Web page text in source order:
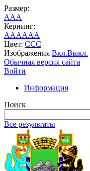
Размер:
AAA
Кернинг:
AAAAAA
Цвет: CCC
Изображения Вкл.Выкл.
Обычная версия сайта
Войти
Информация
Поиск
Все результаты